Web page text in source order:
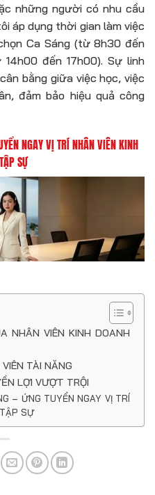
những người có nhu cầu
áp dụng thời gian làm việc
Ca Sáng (từ 8h30 đến
14h00 đến 17h00). Sự linh
bằng giữa việc học, việc
đảm bảo hiệu quả công
NGAY VỊ TRÍNHÂN VIÊN KINH
SỰ
NHÂN VIÊN KINH DOANH
TÀI NĂNG
LỢI VƯỢT TRỘI
– ỨNG TUYỂN NGAY VỊ TRÍ
SỰ